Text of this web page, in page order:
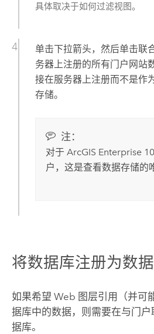
具体取决于如何过滤视图。
单击下拉箭头，然后单击联
务器上注册的所有门户网站
接在服务器上注册而不是作
存储。
注：
对于 ArcGIS Enterprise
户，这是查看数据存储的
将数据库注册为数
如果希望 Web 图层引用（并可
据库中的数据，则需要在与门
据库。